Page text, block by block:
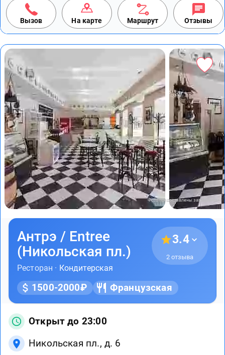
Вызов На карте Маршрут Отзывы
Фото предоставлены заведением
Антрэ / Entree
(Никольская пл.)
Ресторан · Кондитерская
3.4
2 отзыва
1500-2000₽ Французская
Открыт до 23:00
Никольская пл., д. 6